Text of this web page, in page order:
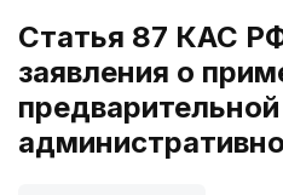
Статья 87 КАС
заявления о